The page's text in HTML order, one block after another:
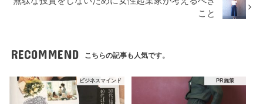
こと
RECOMMEND こちらの記事も人気です。
ビジネスマインド PR施策